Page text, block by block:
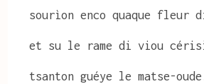
sourìon enco quaque fleur
et su le rame di viou
tsanton guéye le matse-